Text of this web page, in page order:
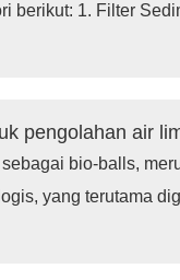
berikut: 1. Filter
pengolahan air
bio-balls,
yang terutama